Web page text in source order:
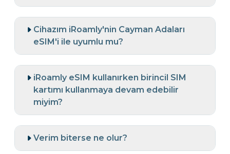
Cihazım iRoamly'nin Cayman Adaları
eSIM'i ile uyumlu mu?
iRoamly eSIM kullanırken birincil SIM
kartımı kullanmaya devam edebilir
miyim?
Verim biterse ne olur?